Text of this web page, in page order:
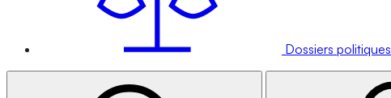
Dossiers politiques